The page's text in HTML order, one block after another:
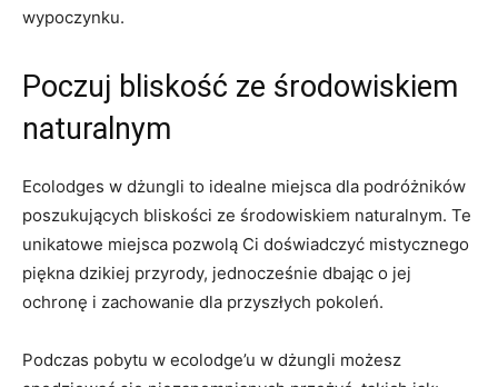
wypoczynku.
Poczuj bliskość ze⁤ środowiskiem
naturalnym
Ecolodges w dżungli to idealne miejsca dla podróżników
poszukujących⁢ bliskości ze środowiskiem naturalnym. Te
‍unikatowe⁣ miejsca pozwolą Ci doświadczyć mistycznego
piękna dzikiej przyrody, jednocześnie dbając o jej
ochronę i zachowanie dla ‌przyszłych pokoleń.
Podczas ‍pobytu‍ w ecolodge’u w dżungli ​możesz